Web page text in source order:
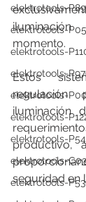
elektrotools-
elektrotools-
elektrotools-
elektrotools-
elektrotools-
elektrotools-
elektrotools-
elektrotools-
elektrotools-
momento.
Estos
regulación
iluminación
productivo,
seguridad en